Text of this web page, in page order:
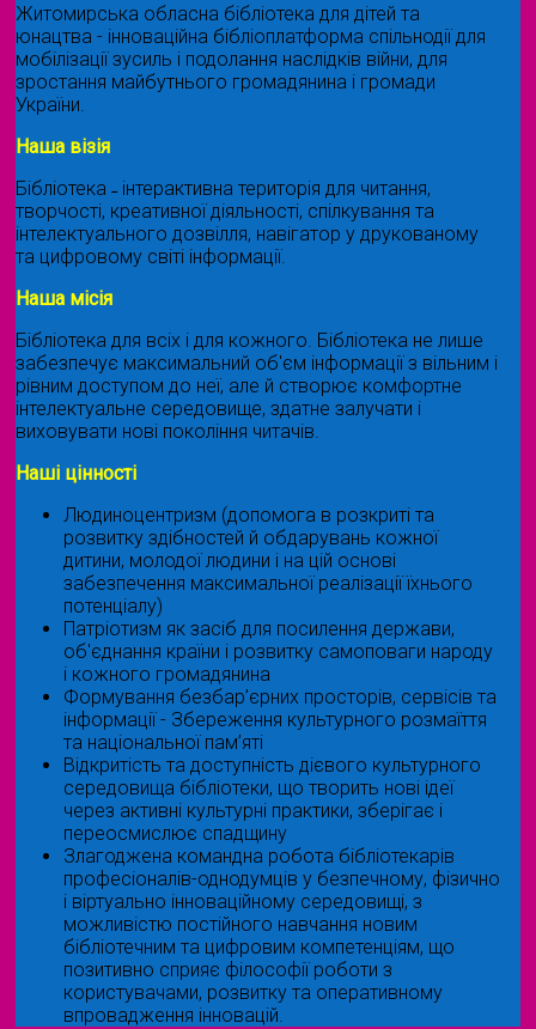
Житомирська обласна бібліотека для дітей та
юнацтва - інноваційна бібліоплатформа спільнодії для
мобілізації зусиль і подолання наслідків війни, для
зростання майбутнього громадянина і громади
України.
Наша візія
Бібліотека ˗ інтерактивна територія для читання,
творчості, креативної діяльності, спілкування та
інтелектуального дозвілля, навігатор у друкованому
та цифровому світі інформації.
Наша місія
Бібліотека для всіх і для кожного. Бібліотека не лише
забезпечує максимальний об'єм інформації з вільним і
рівним доступом до неї, але й створює комфортне
інтелектуальне середовище, здатне залучати і
виховувати нові покоління читачів.
Наші цінності
Людиноцентризм (допомога в розкриті та
розвитку здібностей й обдарувань кожної
дитини, молодої людини і на цій основі
забезпечення максимальної реалізації їхнього
потенціалу)
Патріотизм як засіб для посилення держави,
об'єднання країни і розвитку самоповаги народу
і кожного громадянина
Формування безбар’єрних просторів, сервісів та
інформації - Збереження культурного розмаїття
та національної пам’яті
Відкритість та доступність дієвого культурного
середовища бібліотеки, що творить нові ідеї
через активні культурні практики, зберігає і
переосмислює спадщину
Злагоджена командна робота бібліотекарів
професіоналів-однодумців у безпечному, фізично
і віртуально інноваційному середовищі, з
можливістю постійного навчання новим
бібліотечним та цифровим компетенціям, що
позитивно сприяє філософії роботи з
користувачами, розвитку та оперативному
впровадження інновацій.